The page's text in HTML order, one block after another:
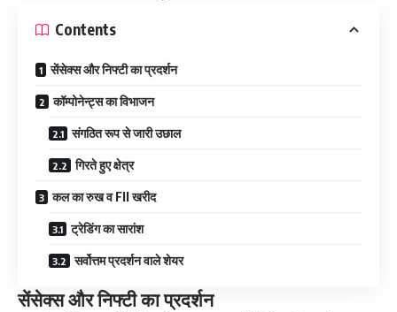
Contents
सेंसेक्स और निफ्टी का प्रदर्शन
कॉम्पोनेन्ट्स का विभाजन
संगठित रूप से जारी उछाल
गिरते हुए क्षेत्र
कल का रुख व FII खरीद
ट्रेडिंग का सारांश
सर्वोत्तम प्रदर्शन वाले शेयर
सेंसेक्स और निफ्टी का प्रदर्शन